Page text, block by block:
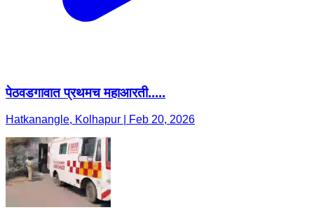
पेठवडगावात प्रथमच महाआरती.....
Hatkanangle, Kolhapur | Feb 20, 2026